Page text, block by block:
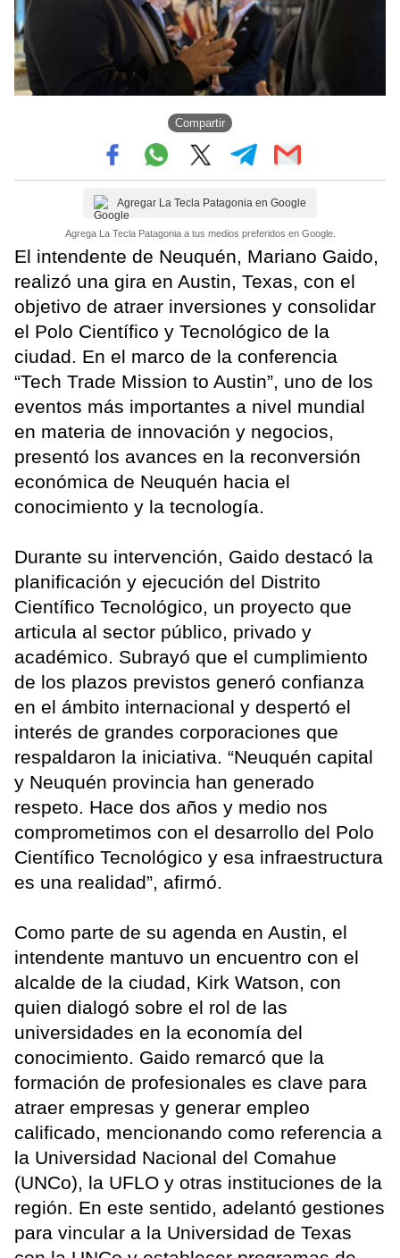
Compartir
Agregar La Tecla Patagonia en Google
Agrega La Tecla Patagonia a tus medios preferidos en Google.
El intendente de Neuquén, Mariano Gaido,
realizó una gira en Austin, Texas, con el
objetivo de atraer inversiones y consolidar
el Polo Científico y Tecnológico de la
ciudad. En el marco de la conferencia
“Tech Trade Mission to Austin”, uno de los
eventos más importantes a nivel mundial
en materia de innovación y negocios,
presentó los avances en la reconversión
económica de Neuquén hacia el
conocimiento y la tecnología.
Durante su intervención, Gaido destacó la
planificación y ejecución del Distrito
Científico Tecnológico, un proyecto que
articula al sector público, privado y
académico. Subrayó que el cumplimiento
de los plazos previstos generó confianza
en el ámbito internacional y despertó el
interés de grandes corporaciones que
respaldaron la iniciativa. “Neuquén capital
y Neuquén provincia han generado
respeto. Hace dos años y medio nos
comprometimos con el desarrollo del Polo
Científico Tecnológico y esa infraestructura
es una realidad”, afirmó.
Como parte de su agenda en Austin, el
intendente mantuvo un encuentro con el
alcalde de la ciudad, Kirk Watson, con
quien dialogó sobre el rol de las
universidades en la economía del
conocimiento. Gaido remarcó que la
formación de profesionales es clave para
atraer empresas y generar empleo
calificado, mencionando como referencia a
la Universidad Nacional del Comahue
(UNCo), la UFLO y otras instituciones de la
región. En este sentido, adelantó gestiones
para vincular a la Universidad de Texas